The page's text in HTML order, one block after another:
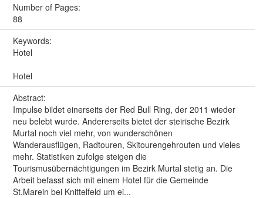
Number of Pages:
88
Keywords:
Hotel
Hotel
Abstract:
Impulse bildet einerseits der Red Bull Ring, der 2011 wieder
neu belebt wurde. Andererseits bietet der steirische Bezirk
Murtal noch viel mehr, von wunderschönen
Wanderausflügen, Radtouren, Skitourengehrouten und vieles
mehr. Statistiken zufolge steigen die
Tourismusübernächtigungen im Bezirk Murtal stetig an. Die
Arbeit befasst sich mit einem Hotel für die Gemeinde
St.Marein bei Knittelfeld um ei...